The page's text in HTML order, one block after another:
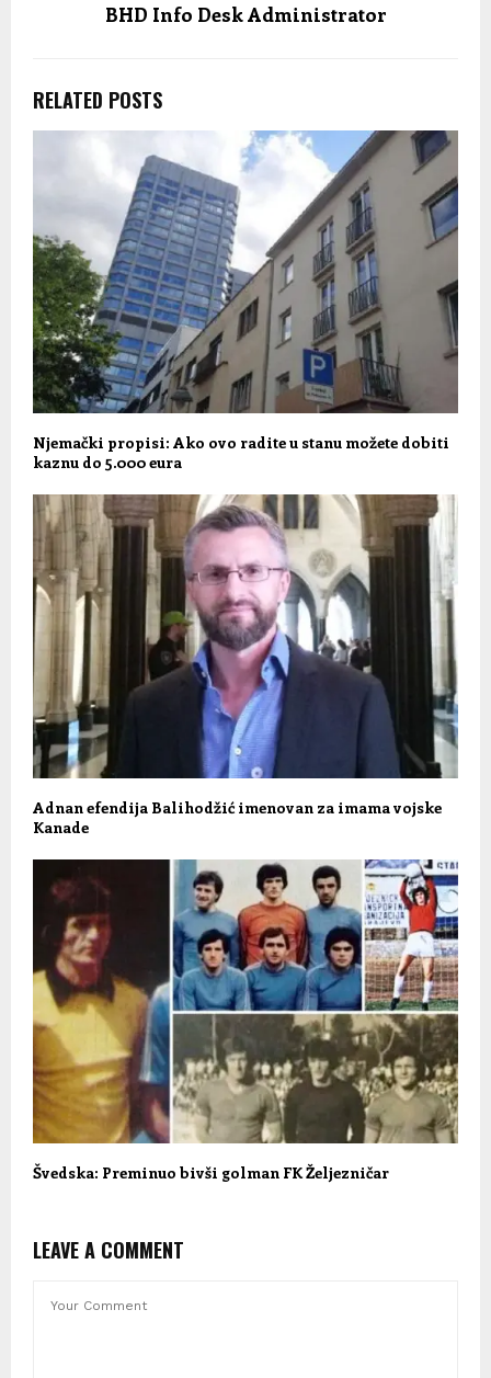
BHD Info Desk Administrator
RELATED POSTS
Njemački propisi: Ako ovo radite u stanu možete dobiti
kaznu do 5.000 eura
Adnan efendija Balihodžić imenovan za imama vojske
Kanade
Švedska: Preminuo bivši golman FK Željezničar
LEAVE A COMMENT